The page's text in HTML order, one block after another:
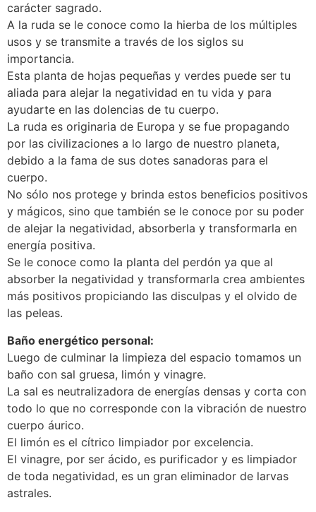
carácter sagrado.
A la ruda se le conoce como la hierba de los múltiples
usos y se transmite a través de los siglos su
importancia.
Esta planta de hojas pequeñas y verdes puede ser tu
aliada para alejar la negatividad en tu vida y para
ayudarte en las dolencias de tu cuerpo.
La ruda es originaria de Europa y se fue propagando
por las civilizaciones a lo largo de nuestro planeta,
debido a la fama de sus dotes sanadoras para el
cuerpo.
No sólo nos protege y brinda estos beneficios positivos
y mágicos, sino que también se le conoce por su poder
de alejar la negatividad, absorberla y transformarla en
energía positiva.
Se le conoce como la planta del perdón ya que al
absorber la negatividad y transformarla crea ambientes
más positivos propiciando las disculpas y el olvido de
las peleas.
Baño energético personal:
Luego de culminar la limpieza del espacio tomamos un
baño con sal gruesa, limón y vinagre.
La sal es neutralizadora de energías densas y corta con
todo lo que no corresponde con la vibración de nuestro
cuerpo áurico.
El limón es el cítrico limpiador por excelencia.
El vinagre, por ser ácido, es purificador y es limpiador
de toda negatividad, es un gran eliminador de larvas
astrales.